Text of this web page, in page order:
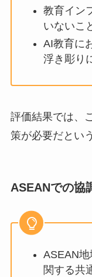
教育イン
いないこ
AI教育に
浮き彫り
評価結果では、
策が必要だとい
ASEANでの協
ASEAN
関する共